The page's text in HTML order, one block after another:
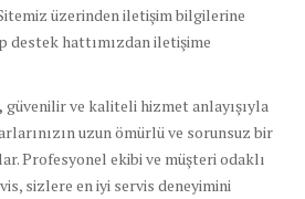
üzerinden iletişim bilgilerine
destek hattımızdan iletişime
güvenilir ve kaliteli hizmet anlayışıyla
uzun ömürlü ve sorunsuz bir
Profesyonel ekibi ve müşteri odaklı
sizlere en iyi servis deneyimini